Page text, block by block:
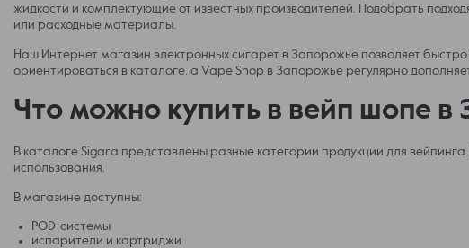
жидкости и комплектующие от известных производителей. Подобрать
или расходные материалы.
Наш Интернет магазин электронных сигарет в Запорожье позволяет
ориентироваться в каталоге, а Vape Shop в Запорожье регулярно
Что можно купить в вейп шопе в
В каталоге Sigara представлены разные категории продукции для
использования.
В магазине доступны:
POD-системы
испарители и картриджи